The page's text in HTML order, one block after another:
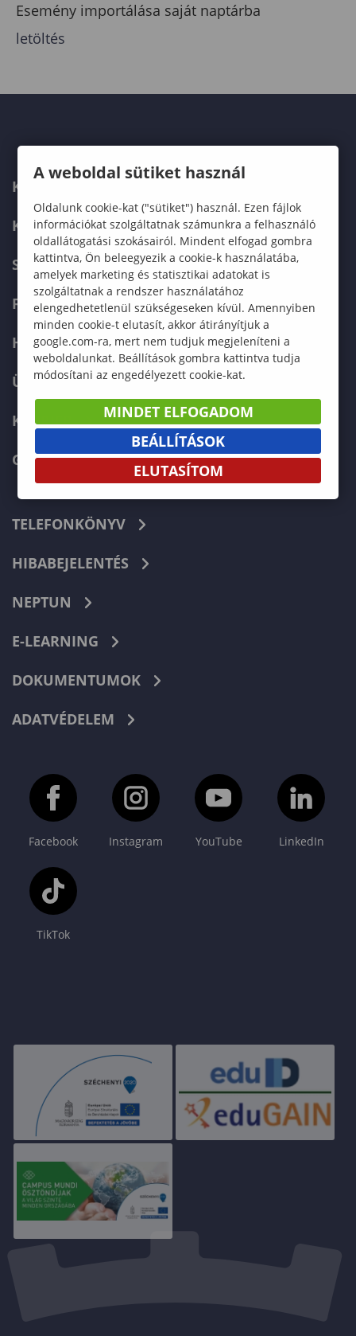
Esemény importálása saját naptárba
letöltés
KAPCSOLAT
KÉPZÉSKERESŐ
SZERVEZETI FELÉPÍTÉS
FELVÉTELIZŐKNEK
HALLGATÓKNAK
ÜZLETI PARTNEREKNEK
KARRIER
GREEN UNIVERSITY
TELEFONKÖNYV
HIBABEJELENTÉS
NEPTUN
E-LEARNING
DOKUMENTUMOK
ADATVÉDELEM
Facebook Instagram YouTube LinkedIn
TikTok
A weboldal sütiket használ
Oldalunk cookie-kat ("sütiket") használ. Ezen fájlok
információkat szolgáltatnak számunkra a felhasználó
oldallátogatási szokásairól. Mindent elfogad gombra
kattintva, Ön beleegyezik a cookie-k használatába,
amelyek marketing és statisztikai adatokat is
szolgáltatnak a rendszer használatához
elengedhetetlenül szükségeseken kívül. Amennyiben
minden cookie-t elutasít, akkor átirányítjuk a
google.com-ra, mert nem tudjuk megjeleníteni a
weboldalunkat. Beállítások gombra kattintva tudja
módosítani az engedélyezett cookie-kat.
MINDET ELFOGADOM
BEÁLLÍTÁSOK
ELUTASÍTOM